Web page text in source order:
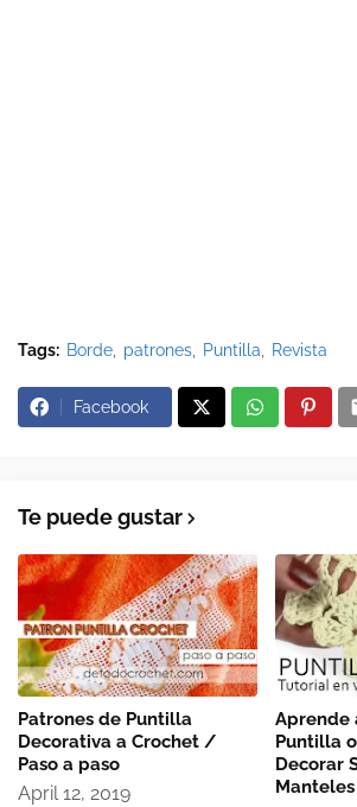
Tags: Borde patrones Puntilla Revista
Facebook
Te puede gustar
Patrones de Puntilla
Decorativa a Crochet /
Paso a paso
April 12, 2019
Aprende
Puntilla
Decorar
Manteles